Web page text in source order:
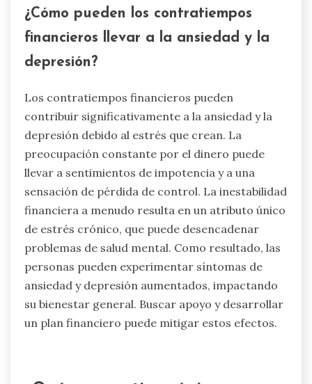
pueden crear un ciclo donde las personas luchan
por tomar decisiones financieras positivas,
perpetuando su situación de deuda. Entender
estos impactos mentales es crucial para abordar
bienestar emocional.
¿Cómo pueden los contratiempos
financieros llevar a la ansiedad y la
depresión?
Los contratiempos financieros pueden
contribuir significativamente a la ansiedad y la
depresión debido al estrés que crean. La
preocupación constante por el dinero puede
llevar a sentimientos de impotencia y a una
sensación de pérdida de control. La inestabilidad